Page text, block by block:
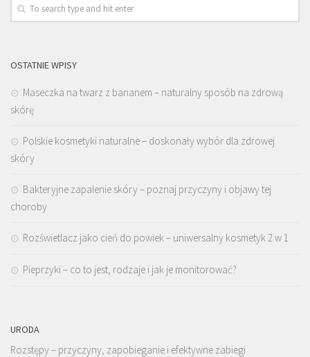
OSTATNIE WPISY
Maseczka na twarz z bananem – naturalny sposób na zdrową
skórę
Polskie kosmetyki naturalne – doskonały wybór dla zdrowej
skóry
Bakteryjne zapalenie skóry – poznaj przyczyny i objawy tej
choroby
Rozświetlacz jako cień do powiek – uniwersalny kosmetyk 2 w 1
Pieprzyki – co to jest, rodzaje i jak je monitorować?
URODA
Rozstępy – przyczyny, zapobieganie i efektywne zabiegi